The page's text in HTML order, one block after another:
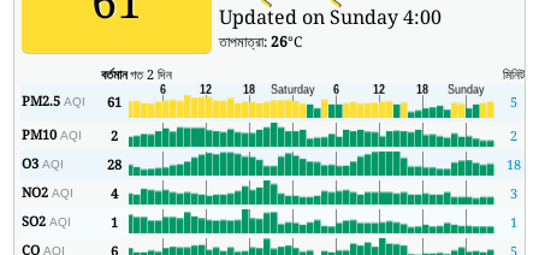
Updated on Sunday 4:00
তাপমাত্রা:26°C
বর্তমানগত 2 দিন মিনিট
PM2.5AQI 61 5
PM10AQI 2 2
O3AQI 28 18
NO2AQI 4 3
SO2AQI 1 1
COAQI 6 5